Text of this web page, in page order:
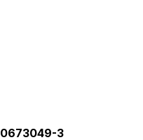
0673049-3